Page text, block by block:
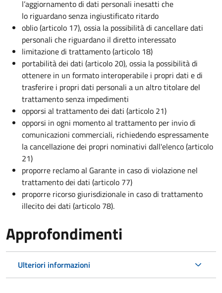
l’aggiornamento di dati personali inesatti che
lo riguardano senza ingiustificato ritardo
oblio (articolo 17), ossia la possibilità di cancellare dati
personali che riguardano il diretto interessato
limitazione di trattamento (articolo 18)
portabilità dei dati (articolo 20), ossia la possibilità di
ottenere in un formato interoperabile i propri dati e di
trasferire i propri dati personali a un altro titolare del
trattamento senza impedimenti
opporsi al trattamento dei dati (articolo 21)
opporsi in ogni momento al trattamento per invio di
comunicazioni commerciali, richiedendo espressamente
la cancellazione dei propri nominativi dall'elenco (articolo
21)
proporre reclamo al Garante in caso di violazione nel
trattamento dei dati (articolo 77)
proporre ricorso giurisdizionale in caso di trattamento
illecito dei dati (articolo 78).
Approfondimenti
Ulteriori informazioni